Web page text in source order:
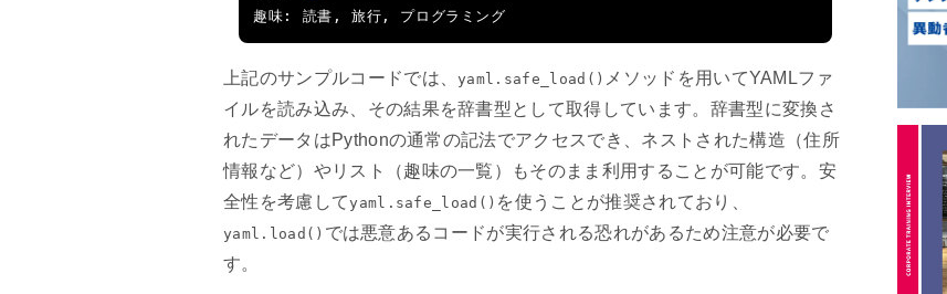
趣味:
読書, 旅行, プログラミング
上記のサンプルコードでは、yaml.safe_load() メソッドを用いてYAMLファ
イルを読み込み、その結果を辞書型として取得しています。辞書型に変換さ
れたデータはPythonの通常の記法でアクセスでき、ネストされた構造（住所
情報など）やリスト（趣味の一覧）もそのまま利用することが可能です。安
全性を考慮してyaml.safe_load() を使うことが推奨されており、
yaml.load() では悪意あるコードが実行される恐れがあるため注意が必要で
す。